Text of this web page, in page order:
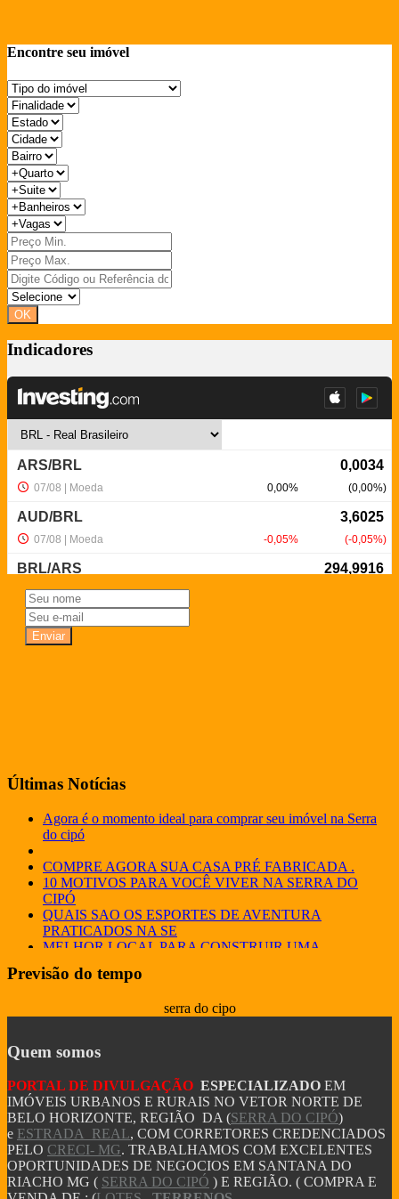
Encontre seu imóvel
Indicadores
NewsLetter
Últimas Notícias
Agora é o momento ideal para comprar seu imóvel na Serra
do cipó
COMPRE AGORA SUA CASA PRÉ FABRICADA .
10 MOTIVOS PARA VOCÊ VIVER NA SERRA DO
CIPÓ
QUAIS SAO OS ESPORTES DE AVENTURA
PRATICADOS NA SE
MELHOR LOCAL PARA CONSTRUIR UMA
EXPLORE AS MELHORES OPORTUNIDADES
COMO GANHAR DINHEIRO COM IMÓVEIS NA
8 FATORES QUE LEVAM UMA PESSOA A COMPRAR
JA PENSOU EM TER UM POUSADA NA SERRA DO
CIPÓ? COMO
AVALIAÇÃO DE IMÓVEIS NA SERRA DO CIPÓ
Descubra a magia do inverno na Serra do Cipó !
COMO COMPRAR UM IMÓVEL DE LEILÃO NA
SERRA DO CIPÓ
CASAS PARA ALUGAR SERRA DO CIPÓ E LAPINHA
Previsão do tempo
serra do cipo
Quem somos
PORTAL DE DIVULGAÇÃO ESPECIALIZADO EM
IMÓVEIS URBANOS E RURAIS NO VETOR NORTE DE
BELO HORIZONTE, REGIÃO DA (SERRA DO CIPÓ)
e ESTRADA REAL, COM CORRETORES CREDENCIADOS
PELO CRECI- MG. TRABALHAMOS COM EXCELENTES
OPORTUNIDADES DE NEGOCIOS EM SANTANA DO
RIACHO MG ( SERRA DO CIPÓ ) E REGIÃO. ( COMPRA E